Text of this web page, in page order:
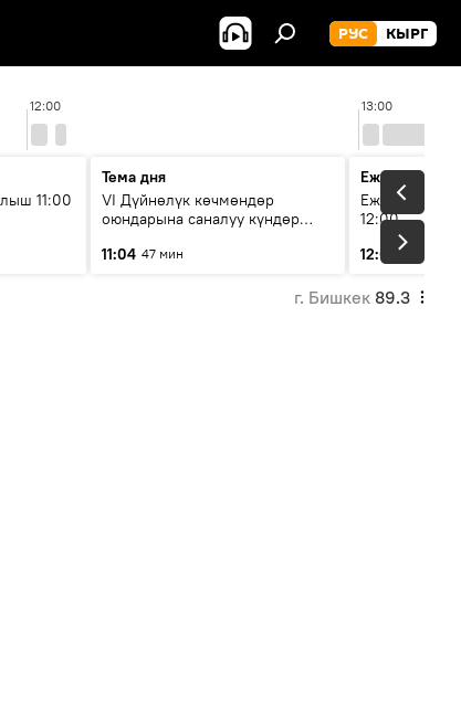
РУС КЫРГ
12:00 13:00
11:00
Тема дня
VI Дүйнөлүк көчмөндөр
оюндарына саналуу күндөр
этапка жетти?
11:04 47 мин
Ежедневные
Ежедневные
12:00
12:01
3 мин
г. Бишкек 89.3